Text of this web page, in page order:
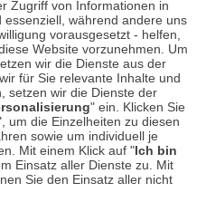
Zugriff von Informationen in
während andere uns
vorausgesetzt - helfen,
Website vorzunehmen. Um
wir die Dienste aus der
für Sie relevante Inhalte und
setzen wir die Dienste der
" ein. Klicken Sie
um die Einzelheiten zu diesen
sowie um individuell je
Mit einem Klick auf "Ich bin
Einsatz aller Dienste zu. Mit
Sie den Einsatz aller nicht
100.
Queen
II. 100 Jahre alt
2022 im
70 Jahren auf dem